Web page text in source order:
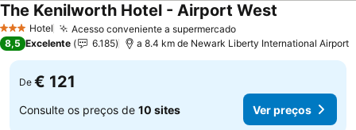
3 EstrelasHotel Acesso conveniente a supermercado
The Kenilworth Hotel - Airport West
8,5 Excelente 6.185 a 8.4 km de Newark Liberty International Airport
De € 121
Consulte os preços de 10 sites Ver preços